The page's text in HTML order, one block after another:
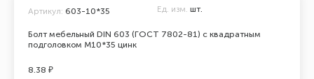
Болт мебельный DIN 603 (ГОСТ 7802-81) с квадратным
подголовком М10*35 цинк
Артикул: 603-10*35 Ед. изм. шт.
8.38 ₽